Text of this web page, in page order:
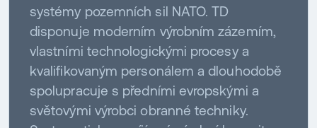
systémy pozemních sil NATO. TD
disponuje moderním výrobním zázemím,
vlastními technologickými procesy a
kvalifikovaným personálem a dlouhodobě
spolupracuje s předními evropskými a
světovými výrobci obranné techniky.